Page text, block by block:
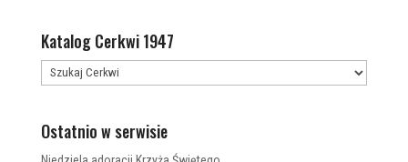
Katalog Cerkwi 1947
Ostatnio w serwisie